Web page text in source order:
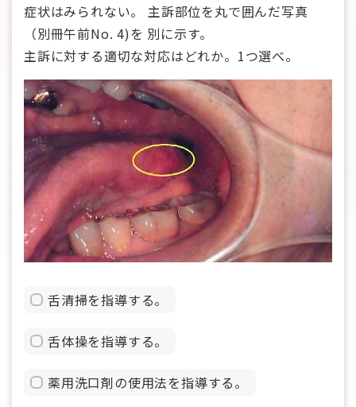
症状はみられない。 主訴部位を丸で囲んだ写真
（別冊午前No. 4)を 別に示す。
主訴に対する適切な対応はどれか。1つ選べ。
舌清掃を指導する。
舌体操を指導する。
薬用洗口剤の使用法を指導する。